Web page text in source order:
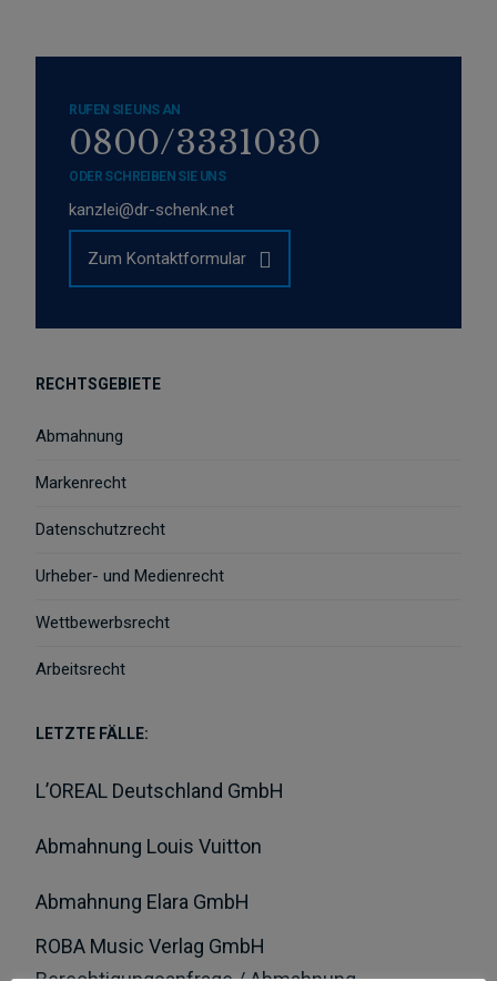
RUFEN SIE UNS AN
0800/3331030
ODER SCHREIBEN SIE UNS
kanzlei@dr-schenk.net
Zum Kontaktformular
RECHTSGEBIETE
Abmahnung
Markenrecht
Datenschutzrecht
Urheber- und Medienrecht
Wettbewerbsrecht
Arbeitsrecht
LETZTE FÄLLE:
L’OREAL Deutschland GmbH
Abmahnung Louis Vuitton
Abmahnung Elara GmbH
ROBA Music Verlag GmbH